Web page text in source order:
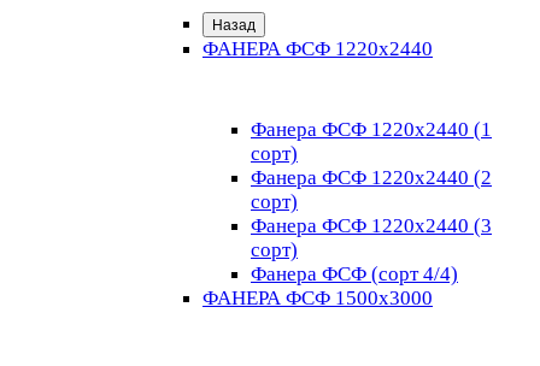
Назад
ФАНЕРА ФСФ 1220х2440
Фанера ФСФ 1220х2440 (1
сорт)
Фанера ФСФ 1220х2440 (2
сорт)
Фанера ФСФ 1220х2440 (3
сорт)
Фанера ФСФ (сорт 4/4)
ФАНЕРА ФСФ 1500х3000